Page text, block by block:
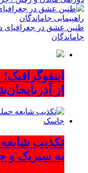
طنین عشق در جغرافیای
جاماندگان
از
تکذیب
به سیریک و